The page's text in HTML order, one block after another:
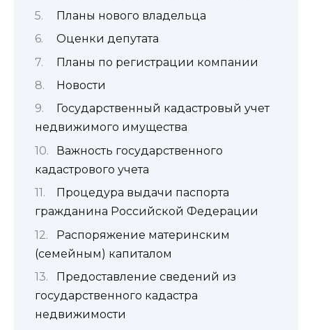
Планы нового владельца
Оценки депутата
Планы по регистрации компании
Новости
Государственный кадастровый учет
недвижимого имущества
Важность государственного
кадастрового учета
Процедура выдачи паспорта
гражданина Российской Федерации
Распоряжение материнским
(семейным) капиталом
Предоставление сведений из
государственного кадастра
недвижимости